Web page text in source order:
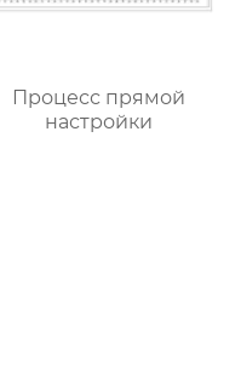
Процесс прямой
настройки